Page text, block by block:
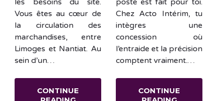
les besoins du site.
Vous êtes au cœur de
la circulation des
marchandises, entre
Limoges et Nantiat. Au
sein d’un…
CONTINUE
poste est fait pour toi.
Chez Acto Intérim, tu
intègres une
concession où
l’entraide et la précision
comptent vraiment.…
CONTINUE